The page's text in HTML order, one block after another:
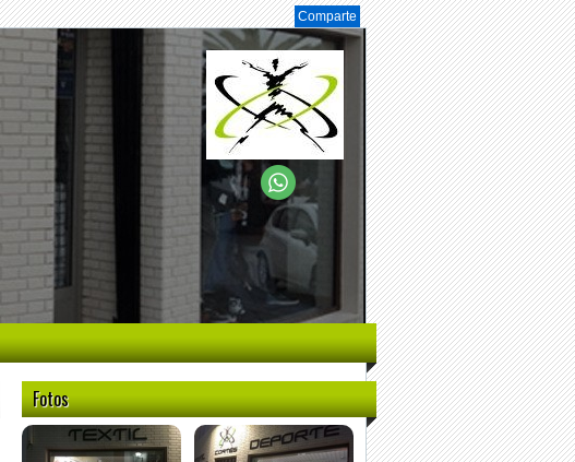
Comparte
Fotos